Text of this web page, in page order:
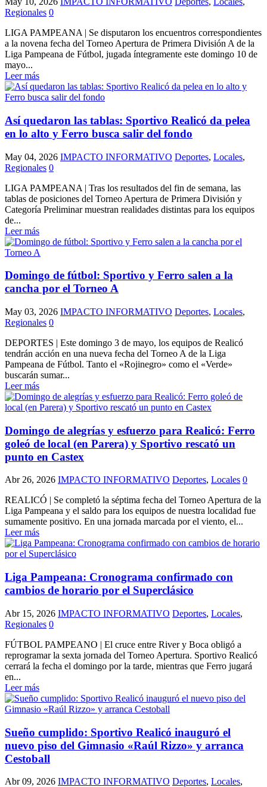
Regionales 0
LIGA PAMPEANA | Se disputaron los encuentros correspondientes
a la novena fecha del Torneo Apertura de Primera División A de la
Liga Pampeana de Fútbol, jugada íntegramente este domingo 10 de
mayo...
Leer más
Así quedaron las tablas: Sportivo Realicó da pelea
en lo alto y Ferro busca salir del fondo
May 04, 2026 IMPACTO INFORMATIVO Deportes, Locales,
Regionales 0
LIGA PAMPEANA | Tras los resultados del fin de semana, las
tablas de posiciones del Torneo Apertura de Primera División y
Categoría Preliminar muestran realidades distintas para los equipos
de...
Leer más
Domingo de fútbol: Sportivo y Ferro salen a la
cancha por el Torneo A
May 03, 2026 IMPACTO INFORMATIVO Deportes, Locales,
Regionales 0
DEPORTES | Este domingo 3 de mayo, los equipos de Realicó
tendrán acción en una nueva fecha del Torneo A de la Liga
Pampeana de Fútbol. Tanto el «Rojinegro» como el «Verde»
buscarán sumar...
Leer más
Domingo de alegrías y esfuerzo para Realicó: Ferro
goleó de local (en Parera) y Sportivo rescató un
punto en Castex
Abr 26, 2026 IMPACTO INFORMATIVO Deportes, Locales 0
REALICÓ | Se completó la séptima fecha del Torneo Apertura de la
Liga Pampeana y el saldo para los equipos de nuestra localidad fue
sumamente positivo. En una jornada marcada por el viento, el...
Leer más
Liga Pampeana: Cronograma confirmado con
cambios de horario por el Superclásico
Abr 15, 2026 IMPACTO INFORMATIVO Deportes, Locales,
Regionales 0
FÚTBOL PAMPEANO | El cruce entre River y Boca obligó a
reprogramar la sexta jornada del Torneo Apertura. Sportivo Realicó
cerrará la fecha el domingo por la tarde, mientras que Ferro jugará
en...
Leer más
Sueño cumplido: Sportivo Realicó inauguró el
nuevo piso del Gimnasio «Raúl Rizzo» y arranca
Cestoball
Abr 09, 2026 IMPACTO INFORMATIVO Deportes, Locales,